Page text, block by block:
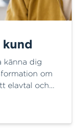
känna dig
om
elavtal och